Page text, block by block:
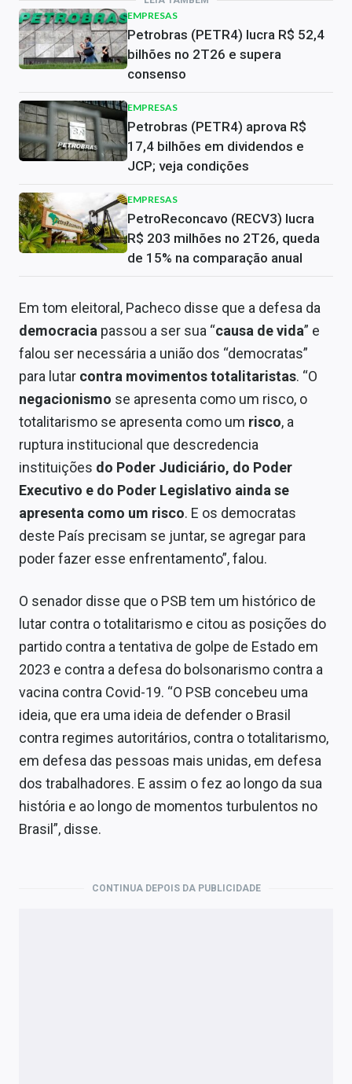
EMPRESAS
Petrobras (PETR4) lucra R$ 52,4
bilhões no 2T26 e supera
consenso
EMPRESAS
Petrobras (PETR4) aprova R$
17,4 bilhões em dividendos e
JCP; veja condições
EMPRESAS
PetroReconcavo (RECV3) lucra
R$ 203 milhões no 2T26, queda
de 15% na comparação anual
Em tom eleitoral, Pacheco disse que a defesa da
democracia passou a ser sua “causa de vida” e
falou ser necessária a união dos “democratas”
para lutar contra movimentos totalitaristas. “O
negacionismo se apresenta como um risco, o
totalitarismo se apresenta como um risco, a
ruptura institucional que descredencia
instituições do Poder Judiciário, do Poder
Executivo e do Poder Legislativo ainda se
apresenta como um risco. E os democratas
deste País precisam se juntar, se agregar para
poder fazer esse enfrentamento”, falou.
O senador disse que o PSB tem um histórico de
lutar contra o totalitarismo e citou as posições do
partido contra a tentativa de golpe de Estado em
2023 e contra a defesa do bolsonarismo contra a
vacina contra Covid-19. “O PSB concebeu uma
ideia, que era uma ideia de defender o Brasil
contra regimes autoritários, contra o totalitarismo,
em defesa das pessoas mais unidas, em defesa
dos trabalhadores. E assim o fez ao longo da sua
história e ao longo de momentos turbulentos no
Brasil”, disse.
CONTINUA DEPOIS DA PUBLICIDADE